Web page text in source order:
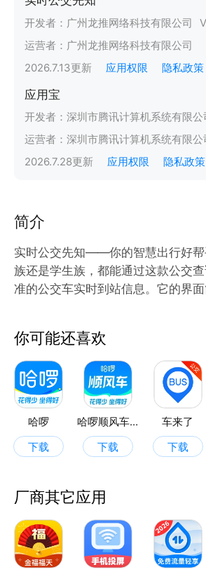
开发者： 广州龙推网络科技有限公司 V
运营者： 广州龙推网络科技有限公司
2026.7.13更新 应用权限 隐私政策
应用宝
开发者： 深圳市腾讯计算机系统有限公
运营者： 深圳市腾讯计算机系统有限公
2026.7.28更新 应用权限 隐私政策
简介
实时公交先知——你的智慧出行好帮
族还是学生族，都能通过这款公交
准的公交车实时到站信息。它的界
智能规划出行方案，让你不再为等
行效率，让城市生活更加便捷。实
次出行都变得轻松愉快，成为你日
赶快下载体验吧！
你可能还喜欢
哈啰
下载
哈啰顺风车-拼车打车车主通勤
下载
车来了
下载
厂商其它应用